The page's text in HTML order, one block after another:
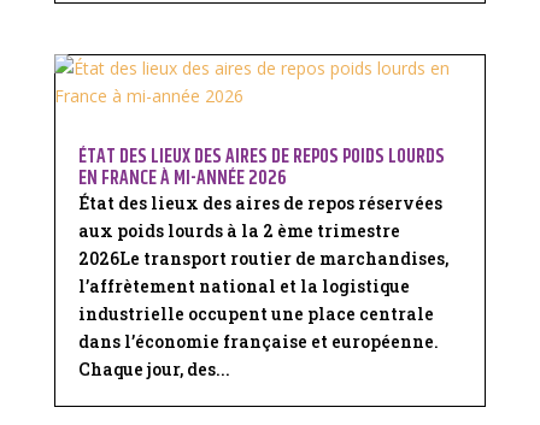
ÉTAT DES LIEUX DES AIRES DE REPOS POIDS LOURDS
EN FRANCE À MI-ANNÉE 2026
État des lieux des aires de repos réservées
aux poids lourds à la 2 ème trimestre
2026Le transport routier de marchandises,
l’affrètement national et la logistique
industrielle occupent une place centrale
dans l’économie française et européenne.
Chaque jour, des...